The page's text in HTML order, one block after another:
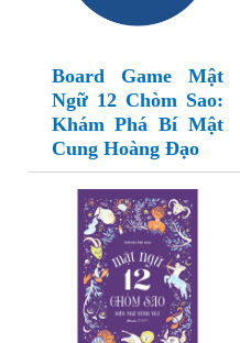
Board Game Mật
Ngữ 12 Chòm Sao:
Khám Phá Bí Mật
Cung Hoàng Đạo